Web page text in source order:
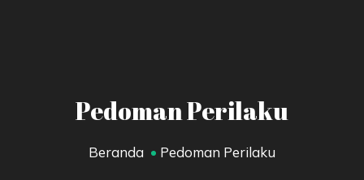
Pedoman Perilaku
Beranda Pedoman Perilaku